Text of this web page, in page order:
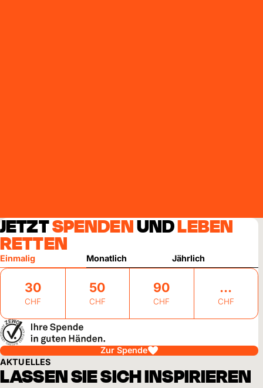
JETZTSPENDENUNDLEBEN
RETTEN
Einmalig Monatlich Jährlich
30
CHF
50
CHF
90
CHF CHF
Zur Spende
AKTUELLES
LASSEN SIE SICH INSPIRIEREN